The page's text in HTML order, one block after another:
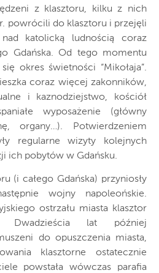
z klasztoru, kilku z nich
powrócili do klasztoru i przejęli
nad katolicką ludnością coraz
Gdańska. Od tego momentu
okres świetności “Mikołaja”.
coraz więcej zakonników,
i kaznodziejstwo, kościół
wyposażenie (główny
organy…). Potwierdzeniem
regularne wizyty kolejnych
ich pobytów w Gdańsku.
(i całego Gdańska) przyniosły
wojny napoleońskie.
ostrzału miasta klasztor
Dwadzieścia lat później
do opuszczenia miasta,
klasztorne ostatecznie
powstała wówczas parafia